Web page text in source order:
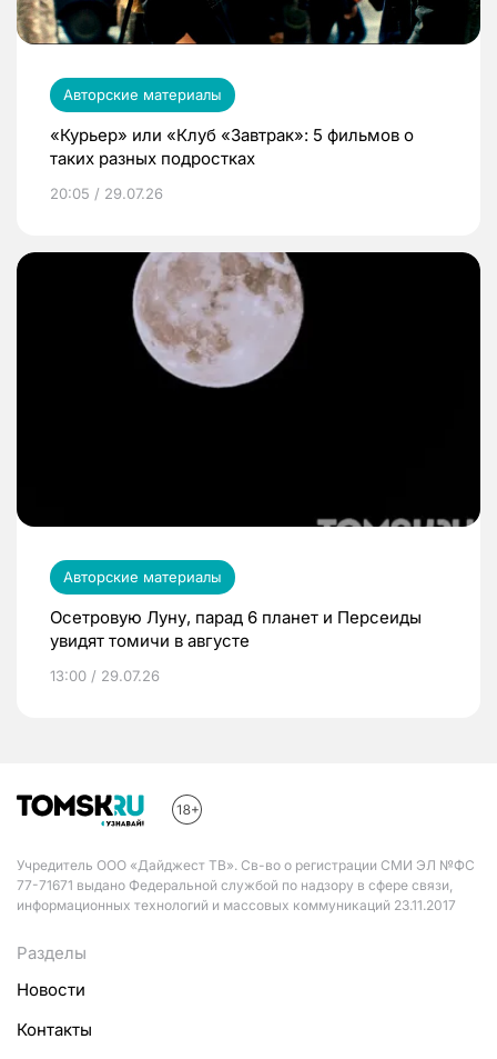
Авторские материалы
«Курьер» или «Клуб «Завтрак»: 5 фильмов о
таких разных подростках
20:05 / 29.07.26
Авторские материалы
Осетровую Луну, парад 6 планет и Персеиды
увидят томичи в августе
13:00 / 29.07.26
Учредитель ООО «Дайджест ТВ». Св-во о регистрации СМИ ЭЛ №ФС
77-71671 выдано Федеральной службой по надзору в сфере связи,
информационных технологий и массовых коммуникаций 23.11.2017
Разделы
Новости
Контакты